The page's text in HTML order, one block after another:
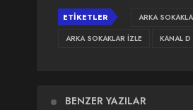
ETIKETLER ARKA
ARKA SOKAKLAR İZLE
KANAL D
BENZER YAZILAR